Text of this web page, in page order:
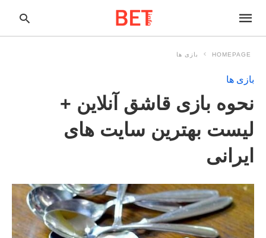
HOMEPAGE بازی ها
بازی ها
نحوه بازی قاشق آنلاین +
لیست بهترین سایت های
ایرانی